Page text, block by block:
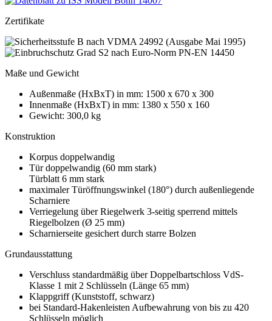
Zertifikate
Maße und Gewicht
Außenmaße (HxBxT) in mm: 1500 x 670 x 300
Innenmaße (HxBxT) in mm: 1380 x 550 x 160
Gewicht: 300,0 kg
Konstruktion
Korpus doppelwandig
Tür doppelwandig (60 mm stark)
Türblatt 6 mm stark
maximaler Türöffnungswinkel (180°) durch außenliegende
Scharniere
Verriegelung über Riegelwerk 3-seitig sperrend mittels
Riegelbolzen (Ø 25 mm)
Scharnierseite gesichert durch starre Bolzen
Grundausstattung
Verschluss standardmäßig über Doppelbartschloss VdS-
Klasse 1 mit 2 Schlüsseln (Länge 65 mm)
Klappgriff (Kunststoff, schwarz)
bei Standard-Hakenleisten Aufbewahrung von bis zu 420
Schlüsseln möglich